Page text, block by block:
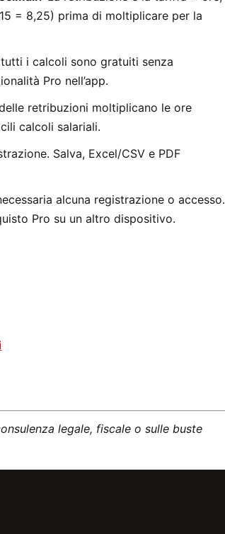
= 8,25) prima di moltiplicare per la
tutti i calcoli sono gratuiti senza
Pro nell’app.
retribuzioni moltiplicano le ore
calcoli salariali.
Salva, Excel/CSV e PDF
alcuna registrazione o accesso.
Pro su un altro dispositivo.
legale, fiscale o sulle buste